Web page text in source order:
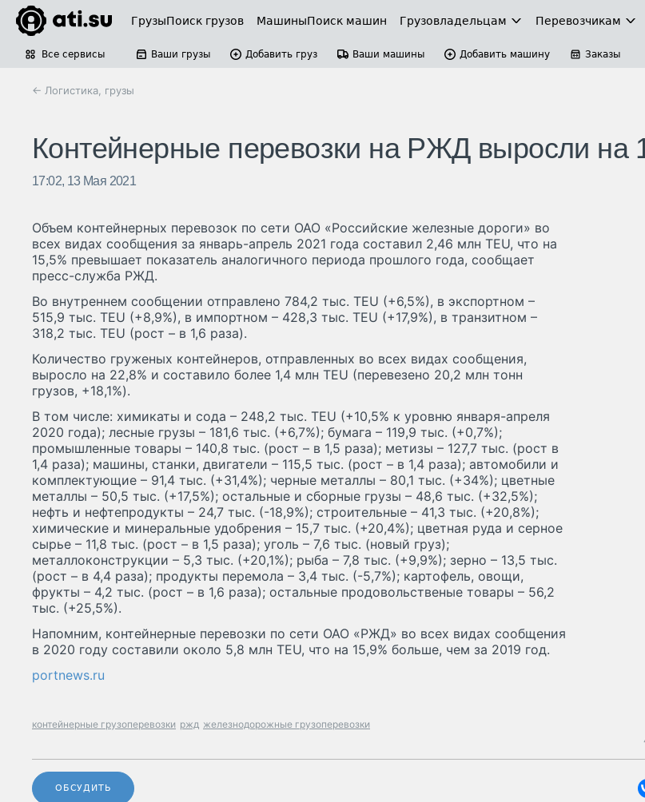
ГрузыПоиск грузов МашиныПоиск машин Грузовладельцам Перевозчикам
Все сервисы Ваши грузы Добавить груз Ваши машины Добавить машину Заказы
← Логистика, грузы
Контейнерные перевозки на РЖД выросли на
17:02, 13 Мая 2021
Объем контейнерных перевозок по сети ОАО «Российские железные дороги» во
всех видах сообщения за январь-апрель 2021 года составил 2,46 млн TEU, что на
15,5% превышает показатель аналогичного периода прошлого года, сообщает
пресс-служба РЖД.
Во внутреннем сообщении отправлено 784,2 тыс. TEU (+6,5%), в экспортном –
515,9 тыс. TEU (+8,9%), в импортном – 428,3 тыс. TEU (+17,9%), в транзитном –
318,2 тыс. TEU (рост – в 1,6 раза).
Количество груженых контейнеров, отправленных во всех видах сообщения,
выросло на 22,8% и составило более 1,4 млн TEU (перевезено 20,2 млн тонн
грузов, +18,1%).
В том числе: химикаты и сода – 248,2 тыс. TEU (+10,5% к уровню января-апреля
2020 года); лесные грузы – 181,6 тыс. (+6,7%); бумага – 119,9 тыс. (+0,7%);
промышленные товары – 140,8 тыс. (рост – в 1,5 раза); метизы – 127,7 тыс. (рост в
1,4 раза); машины, станки, двигатели – 115,5 тыс. (рост – в 1,4 раза); автомобили и
комплектующие – 91,4 тыс. (+31,4%); черные металлы – 80,1 тыс. (+34%); цветные
металлы – 50,5 тыс. (+17,5%); остальные и сборные грузы – 48,6 тыс. (+32,5%);
нефть и нефтепродукты – 24,7 тыс. (-18,9%); строительные – 41,3 тыс. (+20,8%);
химические и минеральные удобрения – 15,7 тыс. (+20,4%); цветная руда и серное
сырье – 11,8 тыс. (рост – в 1,5 раза); уголь – 7,6 тыс. (новый груз);
металлоконструкции – 5,3 тыс. (+20,1%); рыба – 7,8 тыс. (+9,9%); зерно – 13,5 тыс.
(рост – в 4,4 раза); продукты перемола – 3,4 тыс. (-5,7%); картофель, овощи,
фрукты – 4,2 тыс. (рост – в 1,6 раза); остальные продовольственые товары – 56,2
тыс. (+25,5%).
Напомним, контейнерные перевозки по сети ОАО «РЖД» во всех видах сообщения
в 2020 году составили около 5,8 млн TEU, что на 15,9% больше, чем за 2019 год.
portnews.ru
контейнерные грузоперевозки ржд железнодорожные грузоперевозки
ОБСУДИТЬ